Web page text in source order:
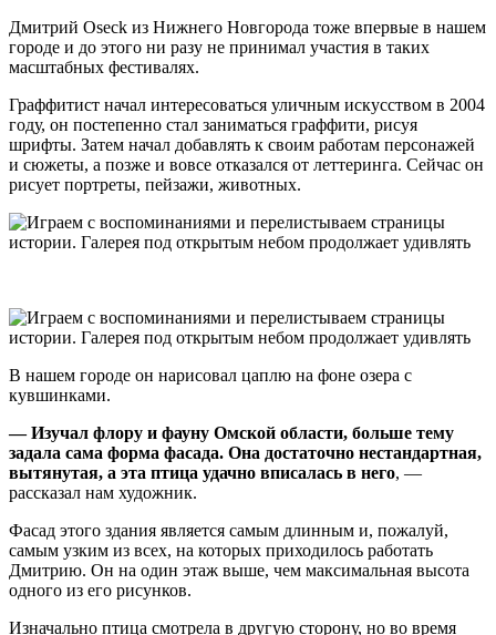
Дмитрий Oseck из Нижнего Новгорода тоже впервые в нашем
городе и до этого ни разу не принимал участия в таких
масштабных фестивалях.
Граффитист начал интересоваться уличным искусством в 2004
году, он постепенно стал заниматься граффити, рисуя
шрифты. Затем начал добавлять к своим работам персонажей
и сюжеты, а позже и вовсе отказался от леттеринга. Сейчас он
рисует портреты, пейзажи, животных.
В нашем городе он нарисовал цаплю на фоне озера с
кувшинками.
— Изучал флору и фауну Омской области, больше тему
задала сама форма фасада. Она достаточно нестандартная,
вытянутая, а эта птица удачно вписалась в него, —
рассказал нам художник.
Фасад этого здания является самым длинным и, пожалуй,
самым узким из всех, на которых приходилось работать
Дмитрию. Он на один этаж выше, чем максимальная высота
одного из его рисунков.
Изначально птица смотрела в другую сторону, но во время